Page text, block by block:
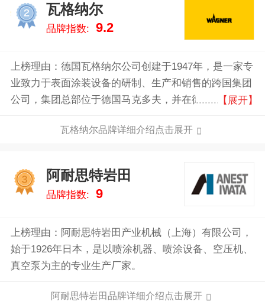
瓦格纳尔
品牌指数: 9.2
上榜理由：德国瓦格纳尔公司创建于1947年，是一家专
业致力于表面涂装设备的研制、生产和销售的跨国集团
公司，集团总部位于德国马克多夫，并在德国、瑞士、
300个国际经销商。瓦格纳尔集团作为喷涂行业的领导
和解决方案，以满足客户的个性化需求。
【展开】
瓦格纳尔品牌详细介绍点击展开
阿耐思特岩田
品牌指数: 9
上榜理由：阿耐思特岩田产业机械（上海）有限公司，
始于1926年日本，是以喷涂机器、喷涂设备、空压机、
真空泵为主的专业生产厂家。
阿耐思特岩田品牌详细介绍点击展开